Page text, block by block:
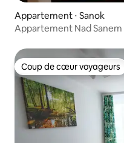
Appartement ⋅ Sanok
Appartement Nad Sanem
Coup de cœur voyageurs
Coup de cœur voyageurs